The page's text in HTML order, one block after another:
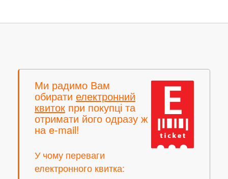
Ми радимо Вам
обирати електронний
квиток при покупці та
отримати його одразу ж
на e-mail!
У чому переваги
електронного квитка: